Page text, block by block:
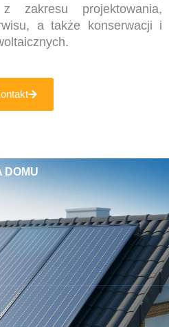
zakresu projektowania,
a także konserwacji i
DOMU